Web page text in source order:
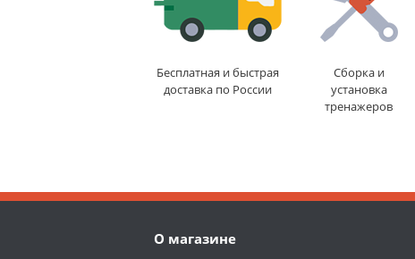
Бесплатная и быстрая
доставка по России
Сборка и
установка
тренажеров
О магазине